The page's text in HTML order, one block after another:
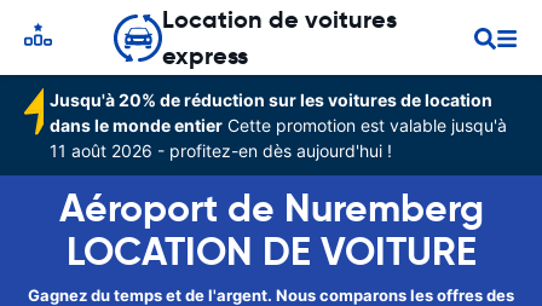
Location de voitures
express
Jusqu'à 20% de réduction sur les voitures de location
dans le monde entier Cette promotion est valable jusqu'à
11 août 2026 - profitez-en dès aujourd'hui !
Aéroport de Nuremberg
LOCATION DE VOITURE
Gagnez du temps et de l'argent. Nous comparons les offres des